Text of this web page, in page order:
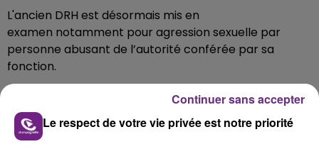
L'ancien DRH est désormais mis en
examen notamment pour agression sexuelle par
personne abusant de l’autorité conférée par sa
fonction.
FIL D'ACTUS
Le respect de votre vie privée est notre priorité
Continuer sans accepter